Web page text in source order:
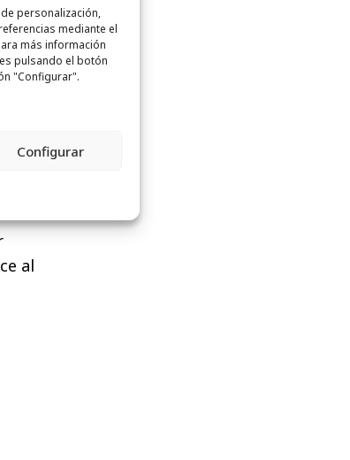
personalización,
mediante el
más información
pulsando el botón
"Configurar".
Configurar
al